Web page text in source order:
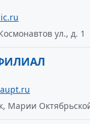
ул., д. 1
Марии